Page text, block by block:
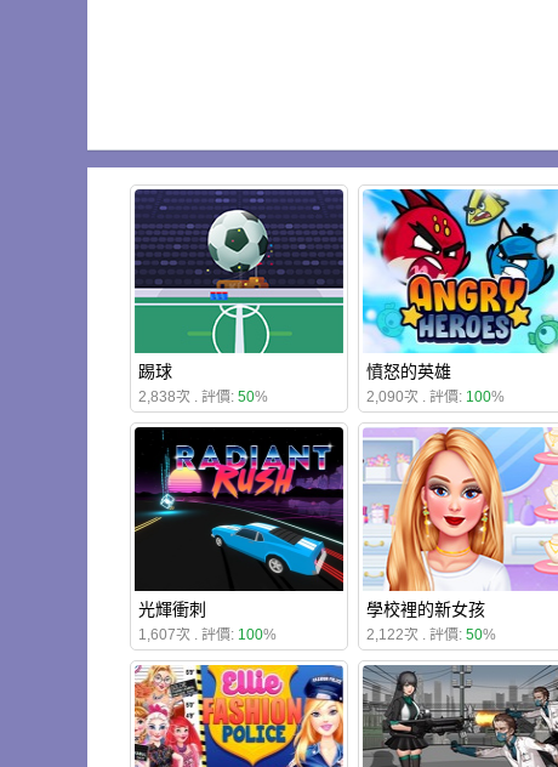
踢球
2,838次 . 評價: 50%
憤怒的英雄
2,090次 . 評價: 100%
光輝衝刺
1,607次 . 評價: 100%
學校裡的新女孩
2,122次 . 評價: 50%